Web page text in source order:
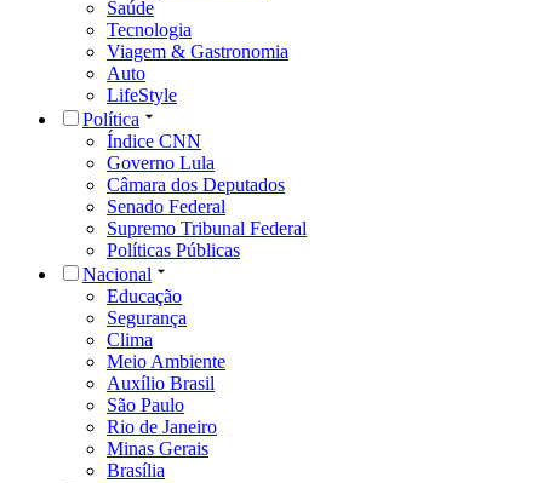
Saúde
Tecnologia
Viagem & Gastronomia
Auto
LifeStyle
Política
Índice CNN
Governo Lula
Câmara dos Deputados
Senado Federal
Supremo Tribunal Federal
Políticas Públicas
Nacional
Educação
Segurança
Clima
Meio Ambiente
Auxílio Brasil
São Paulo
Rio de Janeiro
Minas Gerais
Brasília